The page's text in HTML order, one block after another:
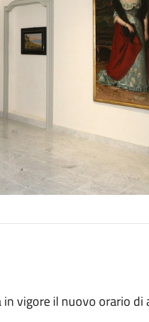
vigore il nuovo orario